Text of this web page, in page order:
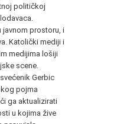
političkoj
javnom prostoru, i
Katolički mediji i
medijima lošiji
scene.
Gerbic
pojma
ga aktualizirati
u kojima žive